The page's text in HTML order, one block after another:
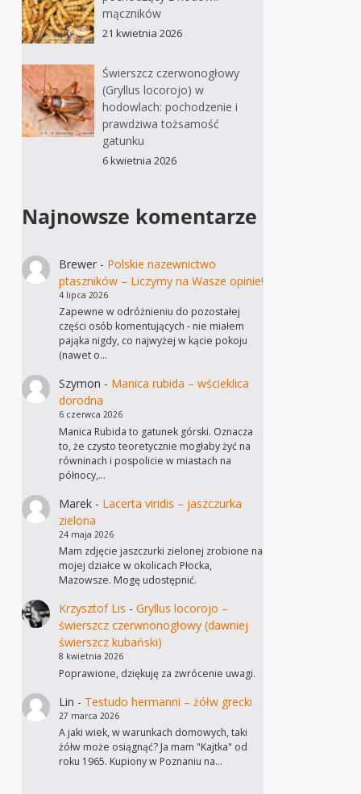
mączników
21 kwietnia 2026
Świerszcz czerwonogłowy
(Gryllus locorojo) w
hodowlach: pochodzenie i
prawdziwa tożsamość
gatunku
6 kwietnia 2026
Najnowsze komentarze
Brewer- Polskie nazewnictwo
ptaszników – Liczymy na Wasze opinie!
4 lipca 2026
Zapewne w odróżnieniu do pozostałej
części osób komentujących - nie miałem
pająka nigdy, co najwyżej w kącie pokoju
(nawet o…
Szymon - Manica rubida – wścieklica
dorodna
6 czerwca 2026
Manica Rubida to gatunek górski. Oznacza
to, że czysto teoretycznie mogłaby żyć na
równinach i pospolicie w miastach na
północy,…
Marek- Lacerta viridis – jaszczurka
zielona
24 maja 2026
Mam zdjęcie jaszczurki zielonej zrobione na
mojej działce w okolicach Płocka,
Mazowsze. Mogę udostępnić.
Krzysztof Lis - Gryllus locorojo –
świerszcz czerwnonogłowy (dawniej
świerszcz kubański)
8 kwietnia 2026
Poprawione, dziękuję za zwrócenie uwagi.
Lin - Testudo hermanni – żółw grecki
27 marca 2026
A jaki wiek, w warunkach domowych, taki
żółw może osiągnąć? Ja mam "Kajtka" od
roku 1965. Kupiony w Poznaniu na…